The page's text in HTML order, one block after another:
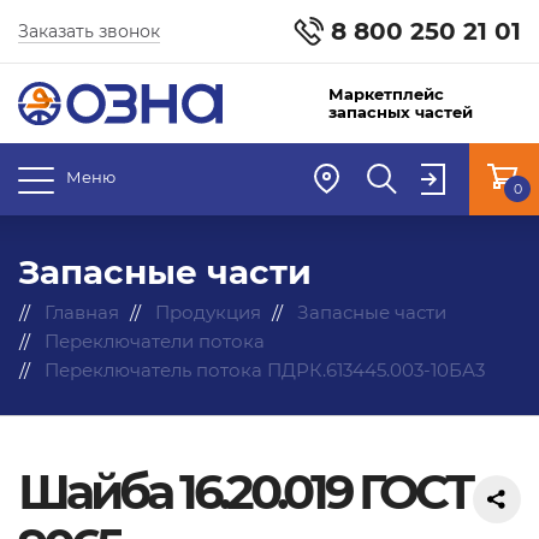
8 800 250 21 01
Заказать звонок
Маркетплейс
запасных частей
Меню
0
Запасные части
Главная Продукция
Запасные части
Переключатели потока
Переключатель потока ПДРК.613445.003-10БА3
Шайба 16.20.019 ГОСТ